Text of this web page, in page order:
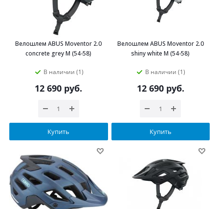
Велошлем ABUS Moventor 2.0
concrete grey M (54-58)
В наличии (1)
12 690 руб.
Купить
Велошлем ABUS Moventor 2.0
shiny white M (54-58)
В наличии (1)
12 690руб.
Купить